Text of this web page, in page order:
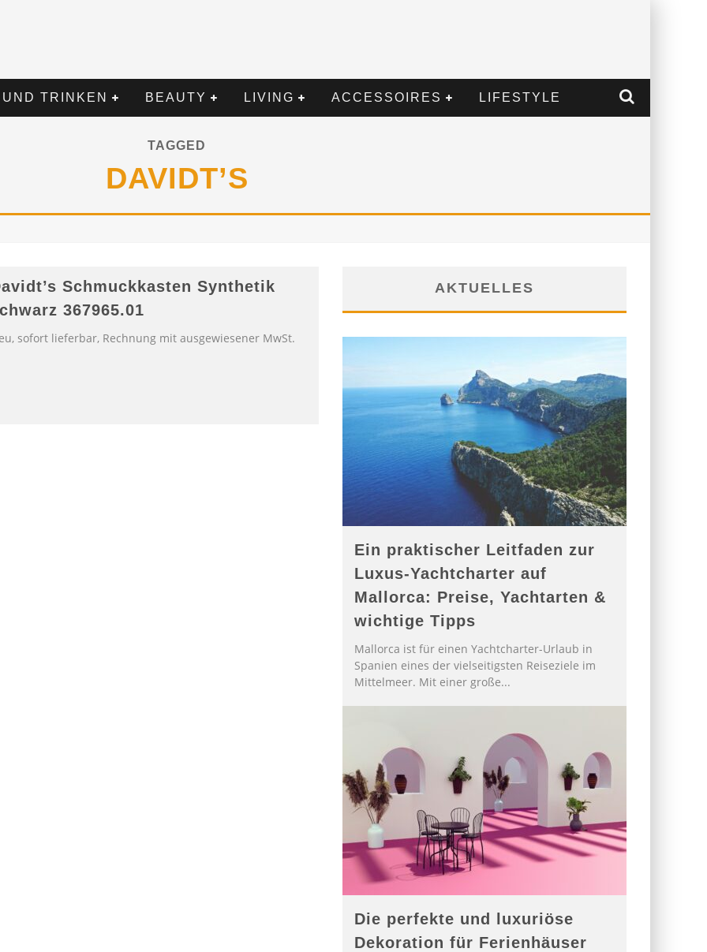
TRINKEN BEAUTY LIVING ACCESSOIRES LIFESTYLE
TAGGED
DAVIDT’S
Schmuckkasten Synthetik
367965.01
sofort lieferbar, Rechnung mit ausgewiesener MwSt.
AKTUELLES
Ein praktischer Leitfaden zur
Luxus-Yachtcharter auf
Mallorca: Preise, Yachtarten &
wichtige Tipps
Mallorca ist für einen Yachtcharter-Urlaub in
Spanien eines der vielseitigsten Reiseziele im
Mittelmeer. Mit einer große...
Die perfekte und luxuriöse
Dekoration für Ferienhäuser